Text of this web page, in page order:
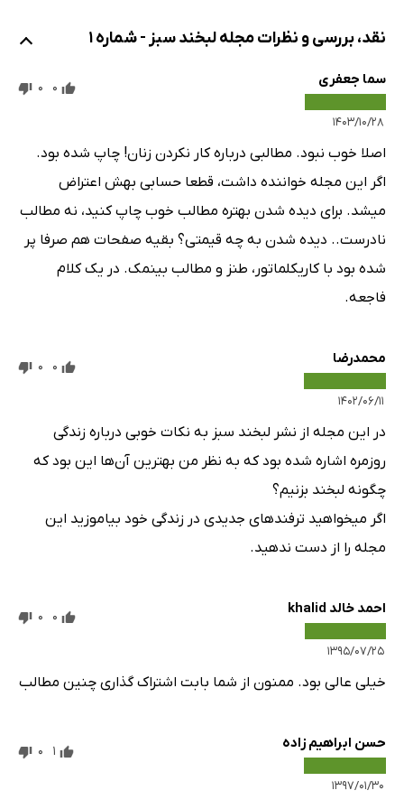
نقد، بررسی و نظرات مجله لبخند سبز - شماره 1
سما جعفری
۱۴۰۳/۱۰/۲۸
0
0
اصلا خوب نبود. مطالبی درباره کار نکردن زنان! چاپ شده بود.
اگر این مجله خواننده داشت، قطعا حسابی بهش اعتراض
میشد. برای دیده شدن بهتره مطالب خوب چاپ کنید، نه مطالب
نادرست.. دیده شدن به چه قیمتی؟ بقیه صفحات هم صرفا پر
شده بود با کاریکلماتور، طنز و مطالب بینمک. در یک کلام
فاجعه.
محمدرضا
۱۴۰۲/۰۶/۱۱
0
0
در این مجله از نشر لبخند سبز به نکات خوبی درباره زندگی
روزمره اشاره شده بود که به نظر من بهترین آن‌ها این بود که
چگونه لبخند بزنیم؟
اگر میخواهید ترفند‌های جدیدی در زندگی خود بیاموزید این
مجله را از دست ندهید.
احمد خالد khalid
۱۳۹۵/۰۷/۲۵
0
0
خیلی عالی بود. ممنون از شما بابت اشتراک‌ گذاری چنین مطالب
حسن ابراهیم زاده
۱۳۹۷/۰۱/۳۰
1
0